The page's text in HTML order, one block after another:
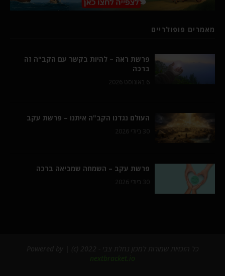
מאמרים פופולריים
פרשת ראה – להיות בקשר עם הקב"ה זה
ברכה
6 באוגוסט 2026
העולם נגדנו הקב"ה איתנו – פרשת עקב
30 ביולי 2026
פרשת עקב – השמחה שמביאה ברכה
30 ביולי 2026
nextbracket.io